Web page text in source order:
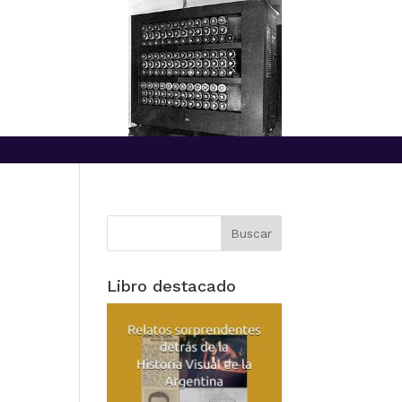
Libro destacado